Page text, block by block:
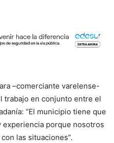
–comerciante varelense-
trabajo en conjunto entre el
“El municipio tiene que
porque nosotros
las situaciones”.